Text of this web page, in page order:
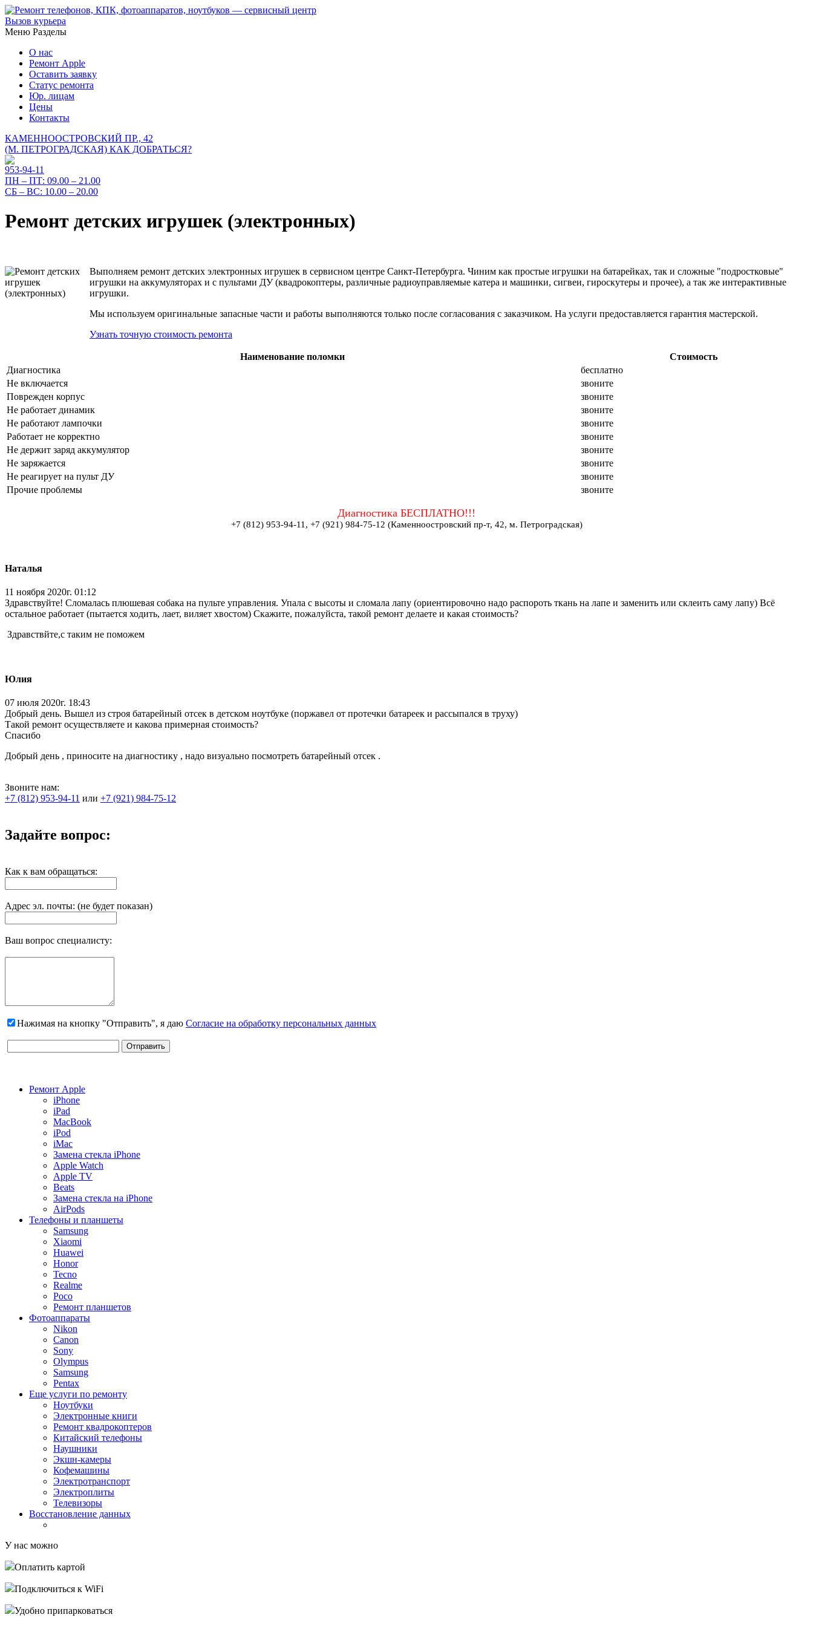
Вызов курьера
Меню Разделы
О нас
Ремонт Apple
Оставить заявку
Статус ремонта
Юр. лицам
Цены
Контакты
КАМЕННООСТРОВСКИЙ ПР., 42
(М. ПЕТРОГРАДСКАЯ) КАК ДОБРАТЬСЯ?
953-94-11
ПН – ПТ: 09.00 – 21.00
СБ – ВС: 10.00 – 20.00
Ремонт детских игрушек (электронных)
Выполняем ремонт детских электронных игрушек в сервисном центре Санкт-Петербурга. Чиним как простые игрушки на батарейках, так и сложные "подростковые"
игрушки на аккумуляторах и с пультами ДУ (квадрокоптеры, различные радиоуправляемые катера и машинки, сигвеи, гироскутеры и прочее), а так же интерактивные
игрушки.
Мы используем оригинальные запасные части и работы выполняются только после согласования с заказчиком. На услуги предоставляется гарантия мастерской.
Узнать точную стоимость ремонта
Наименование поломки
Стоимость
Диагностика
бесплатно
Не включается
звоните
Поврежден корпус
звоните
Не работает динамик
звоните
Не работают лампочки
звоните
Работает не корректно
звоните
Не держит заряд аккумулятор
звоните
Не заряжается
звоните
Не реагирует на пульт ДУ
звоните
Прочие проблемы
звоните
Диагностика БЕСПЛАТНО!!!
+7 (812) 953-94-11, +7 (921) 984-75-12 (Каменноостровский пр-т, 42, м. Петроградская)
Наталья
11 ноября 2020г. 01:12
Здравствуйте! Сломалась плюшевая собака на пульте управления. Упала с высоты и сломала лапу (ориентировочно надо распороть ткань на лапе и заменить или склеить саму лапу) Всё
остальное работает (пытается ходить, лает, виляет хвостом) Скажите, пожалуйста, такой ремонт делаете и какая стоимость?
Здравствйте,с таким не поможем
Юлия
07 июля 2020г. 18:43
Добрый день. Вышел из строя батарейный отсек в детском ноутбуке (поржавел от протечки батареек и рассыпался в труху)
Такой ремонт осуществляете и какова примерная стоимость?
Спасибо
Добрый день , приносите на диагностику , надо визуально посмотреть батарейный отсек .
Звоните нам:
+7 (812) 953-94-11 или +7 (921) 984-75-12
Задайте вопрос:
Как к вам обращаться:
Адрес эл. почты: (не будет показан)
Ваш вопрос специалисту:
Нажимая на кнопку "Отправить", я даю Согласие на обработку персональных данных
Ремонт Apple
iPhone
iPad
MacBook
iPod
iMac
Замена стекла iPhone
Apple Watch
Apple TV
Beats
Замена стекла на iPhone
AirPods
Телефоны и планшеты
Samsung
Xiaomi
Huawei
Honor
Tecno
Realme
Poco
Ремонт планшетов
Фотоаппараты
Nikon
Canon
Sony
Olympus
Samsung
Pentax
Еще услуги по ремонту
Ноутбуки
Электронные книги
Ремонт квадрокоптеров
Китайский телефоны
Наушники
Экшн-камеры
Кофемашины
Электротранспорт
Электроплиты
Телевизоры
Восстановление данных
У нас можно
Оплатить картой
Подключиться к WiFi
Удобно припарковаться